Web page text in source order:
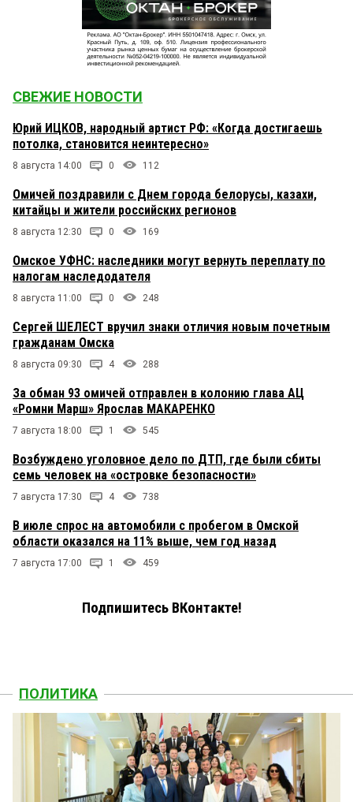
СВЕЖИЕ НОВОСТИ
Юрий ИЦКОВ, народный артист РФ: «Когда достигаешь
потолка, становится неинтересно»
8 августа 14:00 0 112
Омичей поздравили с Днем города белорусы, казахи,
китайцы и жители российских регионов
8 августа 12:30 0 169
Омское УФНС: наследники могут вернуть переплату по
налогам наследодателя
8 августа 11:00 0 248
Сергей ШЕЛЕСТ вручил знаки отличия новым почетным
гражданам Омска
8 августа 09:30 4 288
За обман 93 омичей отправлен в колонию глава АЦ
«Ромни Марш» Ярослав МАКАРЕНКО
7 августа 18:00 1 545
Возбуждено уголовное дело по ДТП, где были сбиты
семь человек на «островке безопасности»
7 августа 17:30 4 738
В июле спрос на автомобили с пробегом в Омской
области оказался на 11% выше, чем год назад
7 августа 17:00 1 459
Подпишитесь ВКонтакте!
ПОЛИТИКА